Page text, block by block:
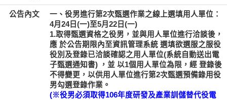
公告內文
一、役男進行第2次甄選作業之線上選填用人單位：
4月24日(一)至5月22日(一)
1.取得甄選資格之役男 ，並與用人單位進行洽談後，
應 於公告期限內至資訊管理系統 選填欲選服之服役
役別及登錄已洽談確認之用人單位(系統自動送出電
子甄選通知書) ，並 以1個用人單位為限 ，經 登錄後
不得變更 ，以供用人單位進行第2次甄選預備錄用役
男勾選登錄作業。
(※役男必須取得106年度研發及產業訓儲替代役電